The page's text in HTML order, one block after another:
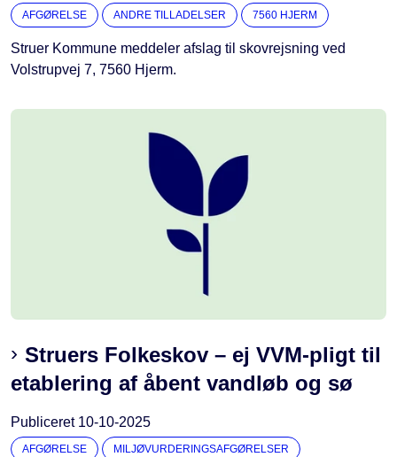
AFGØRELSE ANDRE TILLADELSER 7560 HJERM
Struer Kommune meddeler afslag til skovrejsning ved
Volstrupvej 7, 7560 Hjerm.
Struers Folkeskov – ej VVM-pligt til
etablering af åbent vandløb og sø
Publiceret 10-10-2025
AFGØRELSE MILJØVURDERINGSAFGØRELSER